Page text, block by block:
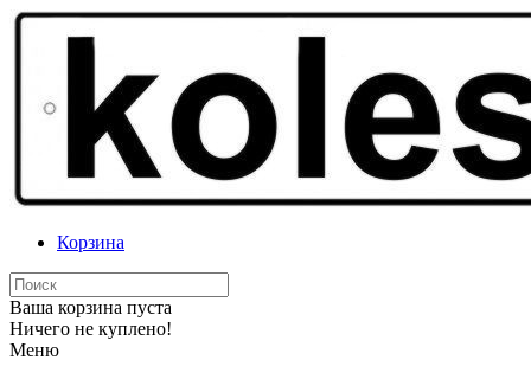
Корзина
Ваша корзина пуста
Ничего не куплено!
Меню